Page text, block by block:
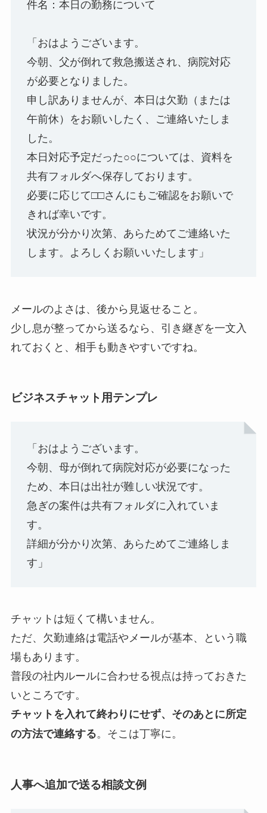
件名：本日の勤務について
「おはようございます。
今朝、父が倒れて救急搬送され、病院対応
が必要となりました。
申し訳ありませんが、本日は欠勤（または
午前休）をお願いしたく、ご連絡いたしま
した。
本日対応予定だった○○については、資料を
共有フォルダへ保存しております。
必要に応じて□□さんにもご確認をお願いで
きれば幸いです。
状況が分かり次第、あらためてご連絡いた
します。よろしくお願いいたします」
メールのよさは、後から見返せること。
少し息が整ってから送るなら、引き継ぎを一文入
れておくと、相手も動きやすいですね。
ビジネスチャット用テンプレ
「おはようございます。
今朝、母が倒れて病院対応が必要になった
ため、本日は出社が難しい状況です。
急ぎの案件は共有フォルダに入れていま
す。
詳細が分かり次第、あらためてご連絡しま
す」
チャットは短くて構いません。
ただ、欠勤連絡は電話やメールが基本、という職
場もあります。
普段の社内ルールに合わせる視点は持っておきた
いところです。
チャットを入れて終わりにせず、そのあとに所定
の方法で連絡する。そこは丁寧に。
人事へ追加で送る相談文例